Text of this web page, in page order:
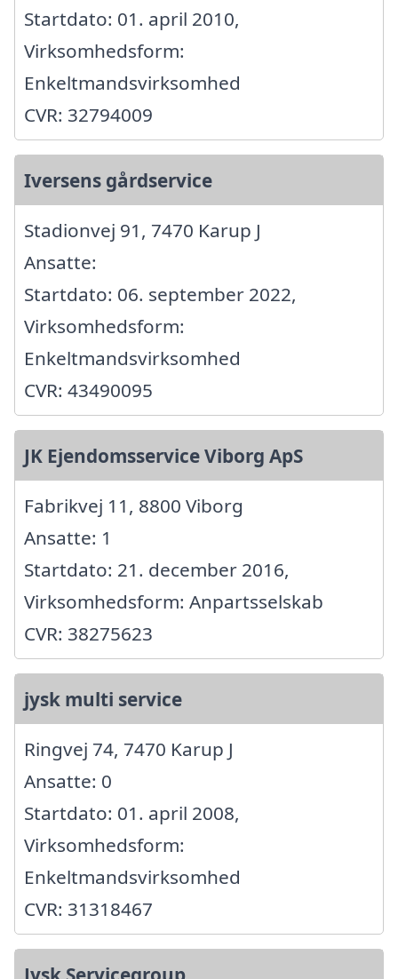
Startdato: 01. april 2010,
Virksomhedsform:
Enkeltmandsvirksomhed
CVR: 32794009
Iversens gårdservice
Stadionvej 91, 7470 Karup J
Ansatte:
Startdato: 06. september 2022,
Virksomhedsform:
Enkeltmandsvirksomhed
CVR: 43490095
JK Ejendomsservice Viborg ApS
Fabrikvej 11, 8800 Viborg
Ansatte: 1
Startdato: 21. december 2016,
Virksomhedsform: Anpartsselskab
CVR: 38275623
jysk multi service
Ringvej 74, 7470 Karup J
Ansatte: 0
Startdato: 01. april 2008,
Virksomhedsform:
Enkeltmandsvirksomhed
CVR: 31318467